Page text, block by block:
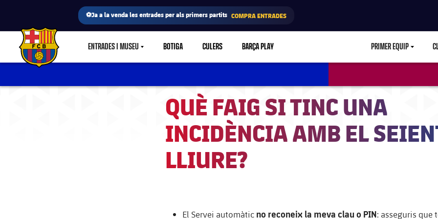
⚽Ja a la venda les entrades per als primers partits COMPRA ENTRADES
FC Barcelona club badge ENTRADES I MUSEULABEL.SHARE.CARETDOWN
BOTIGA CULERS BARÇA PLAY PRIMER EQUIP
QUÈ FAIG SI TINC UNA
INCIDÈNCIA AMB EL
LLIURE?
El Servei automàtic no reconeix la meva clau o PIN: asseguris que